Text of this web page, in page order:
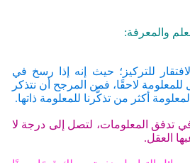
والمعرفة:
للتركيز؛ حيث إنه إذا رسخ في
لاحقًا، فمن المرجح أن نتذكر
أكثر من تذكُّرنا للمعلومة ذاتها.
في تدفق المعلومات، لتصل إلى درجة لا
العقل.